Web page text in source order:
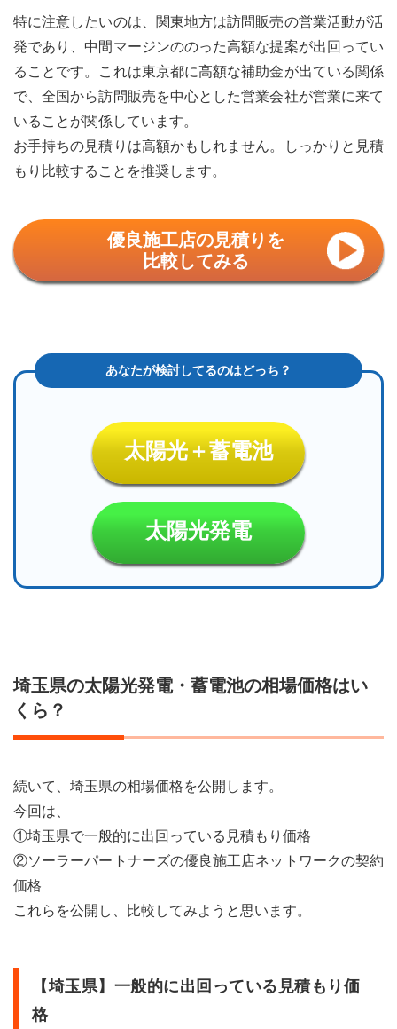
特に注意したいのは、関東地方は訪問販売の営業活動が活
発であり、中間マージンののった高額な提案が出回ってい
ることです。これは東京都に高額な補助金が出ている関係
で、全国から訪問販売を中心とした営業会社が営業に来て
いることが関係しています。
お手持ちの見積りは高額かもしれません。しっかりと見積
もり比較することを推奨します。
優良施工店の見積りを
比較してみる
太陽光＋蓄電池
太陽光発電
埼玉県の太陽光発電・蓄電池の相場価格はい
くら？
続いて、埼玉県の相場価格を公開します。
今回は、
①埼玉県で一般的に出回っている見積もり価格
②ソーラーパートナーズの優良施工店ネットワークの契約
価格
これらを公開し、比較してみようと思います。
【埼玉県】一般的に出回っている見積もり価
格